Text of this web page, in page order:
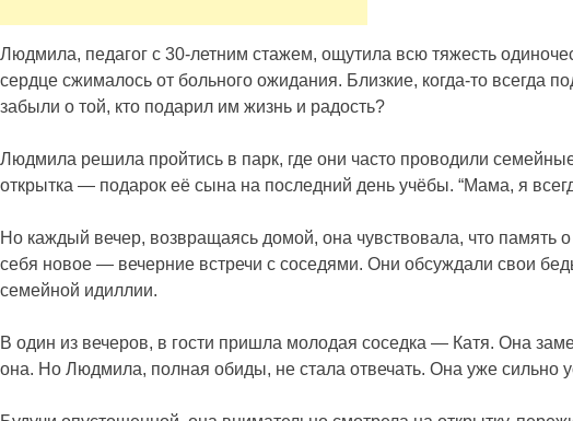
Людмила, педагог с 30-летним стажем, ощутила всю тяжесть
сердце сжималось от больного ожидания. Близкие, когда-то всегда
забыли о той, кто подарил им жизнь и радость?
Людмила решила пройтись в парк, где они часто проводили
открытка — подарок её сына на последний день учёбы. “Мама, я
Но каждый вечер, возвращаясь домой, она чувствовала, что память
себя новое — вечерние встречи с соседями. Они обсуждали свои
семейной идиллии.
В один из вечеров, в гости пришла молодая соседка — Катя. Она
она. Но Людмила, полная обиды, не стала отвечать. Она уже сильно